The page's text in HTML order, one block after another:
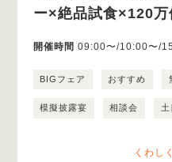
ー×絶品試食×120万
開催時間 09:00〜/10:00〜/
BIGフェア おすすめ
模擬披露宴 相談会
くわし